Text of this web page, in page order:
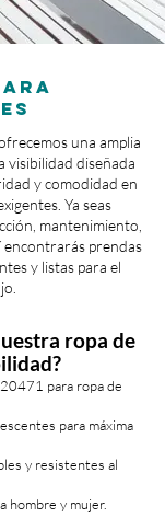
una amplia
visibilidad diseñada
y comodidad en
Ya seas
mantenimiento,
encontrarás prendas
y listas para el
ropa de
para ropa de
para máxima
y resistentes al
hombre y mujer.